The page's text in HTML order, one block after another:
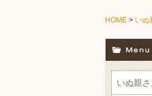
HOME > いぬ
いぬ親